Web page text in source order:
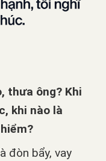
thưa ông? Khi
khi nào là
đòn bẩy, vay